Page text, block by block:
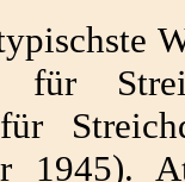
für
1945).